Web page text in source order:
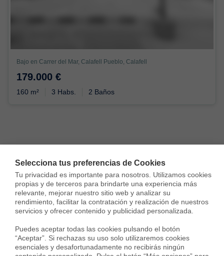
Selecciona tus preferencias de Cookies
Tu privacidad es importante para nosotros. Utilizamos cookies
propias y de terceros para brindarte una experiencia más
relevante, mejorar nuestro sitio web y analizar su
rendimiento, facilitar la contratación y realización de nuestros
servicios y ofrecer contenido y publicidad personalizada.
Puedes aceptar todas las cookies pulsando el botón
“Aceptar”. Si rechazas su uso solo utilizaremos cookies
esenciales y desafortunadamente no recibirás ningún
Bajo en Carrer del Mar, Calafell Pueblo, Calafell
179.000 €
160 m² 3 Habs. 2 Baños
Housfy Inmobiliarias Venta viviendas
Tarragona Calafell Calafell Pueblo
Viviendas en venta cerca de
Calafell Pueblo